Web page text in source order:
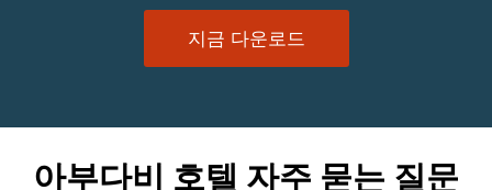
지금 다운로드
아부다비 호텔 자주 묻는 질문